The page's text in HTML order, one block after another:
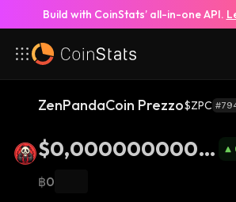
Build with CoinStats’ all-in-one API.
ZenPandaCoin Prezzo$ZPC
$0,0000000000
53
฿0